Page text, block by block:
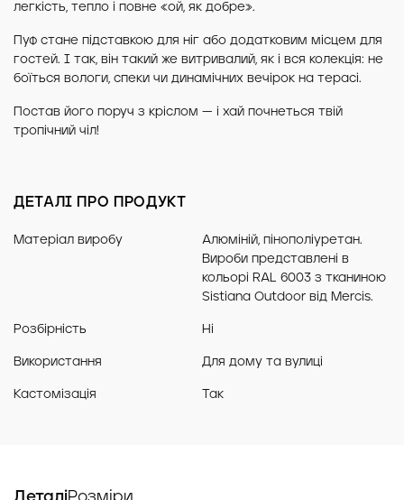
легкість, тепло і повне «ой, як добре».
Пуф стане підставкою для ніг або додатковим місцем для
гостей. І так, він такий же витривалий, як і вся колекція: не
боїться вологи, спеки чи динамічних вечірок на терасі.
Постав його поруч з кріслом — і хай почнеться твій
тропічний чіл!
ДЕТАЛІ ПРО ПРОДУКТ
Матеріал виробу
Алюміній, пінополіуретан.
Вироби представлені в
кольорі RAL 6003 з тканиною
Sistiana Outdoor від Mercis.
Розбірність Ні
Використання Для дому та вулиці
Кастомізація Так